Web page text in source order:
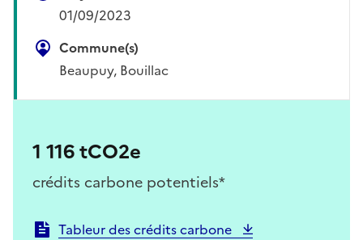
01/09/2023
Commune(s)
Beaupuy, Bouillac
1 116 tCO2e
crédits carbone potentiels*
Tableur des crédits carbone